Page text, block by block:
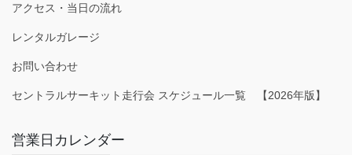
アクセス・当日の流れ
レンタルガレージ
お問い合わせ
セントラルサーキット走行会 スケジュール一覧 【2026年版】
営業日カレンダー